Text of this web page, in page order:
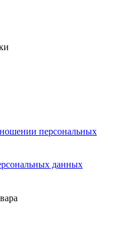
персональных
данных